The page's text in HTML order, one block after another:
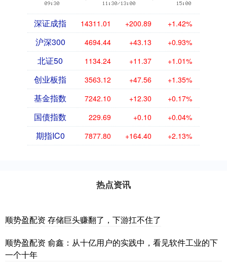
深证成指 14311.01 +200.89 +1.42%
沪深300 4694.44 +43.13 +0.93%
北证50 1134.24 +11.37 +1.01%
创业板指 3563.12 +47.56 +1.35%
基金指数 7242.10 +12.30 +0.17%
国债指数 229.69 +0.10 +0.04%
期指IC0 7877.80 +164.40 +2.13%
热点资讯
顺势盈配资 存储巨头赚翻了，下游扛不住了
顺势盈配资 俞鑫：从十亿用户的实践中，看见软件工业的下
一个十年